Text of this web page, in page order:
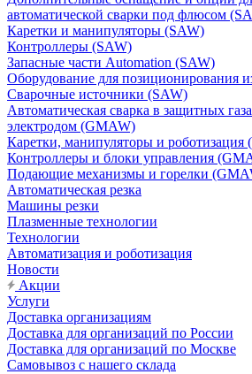
автоматической сварки под флюсом
Каретки и манипуляторы (SAW)
Контроллеры (SAW)
Запасные части Automation (SAW)
Оборудование для позиционирования
Сварочные источники (SAW)
Автоматическая сварка в защитных
электродом (GMAW)
Каретки, манипуляторы и роботизация
Контроллеры и блоки управления
Подающие механизмы и горелки
Автоматическая резка
Машины резки
Плазменные технологии
Технологии
Автоматизация и роботизация
Новости
Акции
Услуги
Доставка организациям
Доставка для организаций по России
Доставка для организаций по Москве
Самовывоз с нашего склада